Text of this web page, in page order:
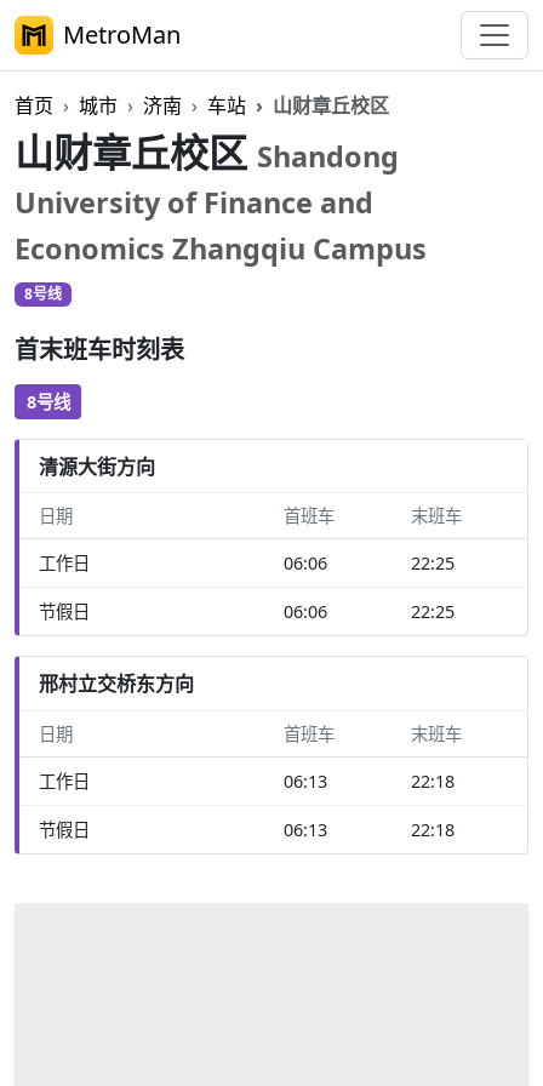
MetroMan
首页 城市 济南 车站 山财章丘校区
山财章丘校区 Shandong
University of Finance and
Economics Zhangqiu Campus
8号线
首末班车时刻表
8号线
清源大街方向
日期 首班车 末班车
工作日 06:06 22:25
节假日 06:06 22:25
邢村立交桥东方向
日期 首班车 末班车
工作日 06:13 22:18
节假日 06:13 22:18